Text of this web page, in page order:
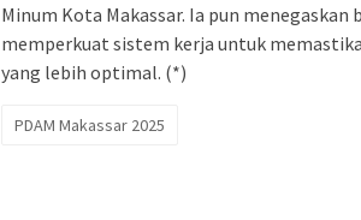
Minum Kota Makassar. Ia pun
memperkuat sistem kerja untuk
yang lebih optimal. (*)
PDAM Makassar 2025